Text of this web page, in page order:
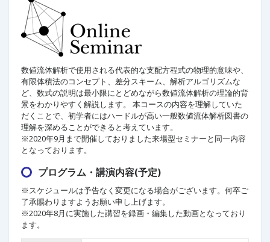
数値流体解析で使用される代表的な支配方程式の物理的意味や、
有限体積法のコンセプト、差分スキーム、解析アルゴリズムな
ど、数式の説明は最小限にとどめながら数値流体解析の理論的背
景をわかりやすく解説します。 本コースの内容を理解していた
だくことで、初学者にはハードルが高い一般数値流体解析図書の
理解を深めることができると考えています。
※2020年9月まで開催しておりました来場型セミナーと同一内容
となっております。
プログラム・講演内容(予定)
※スケジュールは予告なく変更になる場合がございます。何卒ご
了承賜わりますようお願い申し上げます。
※2020年8月に実施した講習を録画・編集した動画となっており
ます。